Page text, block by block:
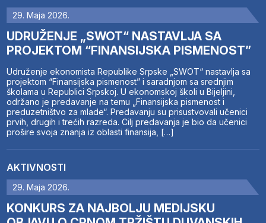
29. Maja 2026.
UDRUŽENJE „SWOT“ NASTAVLJA SA
PROJEKTOM “FINANSIJSKA PISMENOST”
Udruženje ekonomista Republike Srpske „SWOT“ nastavlja sa
projektom “Finansijska pismenost” i saradnjom sa srednjim
školama u Republici Srpskoj. U ekonomskoj školi u Bijeljini,
održano je predavanje na temu „Finansijska pismenost i
preduzetništvo za mlade“. Predavanju su prisustvovali učenici
prvih, drugih i trećih razreda. Cilj predavanja je bio da učenici
prošire svoja znanja iz oblasti finansija, […]
AKTIVNOSTI
29. Maja 2026.
KONKURS ZA NAJBOLJU MEDIJSKU